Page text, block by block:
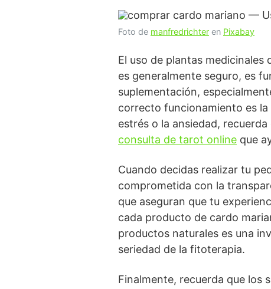
Foto de manfredrichter en Pixabay
El uso de plantas
es generalmente seguro, es
suplementación,
correcto funcionamiento es la
estrés o la ansiedad,
consulta de tarot online que
Cuando decidas realizar tu
comprometida con la
que aseguran que tu
cada producto de cardo
productos naturales es una
seriedad de la fitoterapia.
Finalmente, recuerda que los